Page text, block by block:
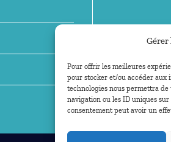
Pour offrir les meilleures
pour stocker et/ou accéder aux
technologies nous permettra
navigation ou les ID uniques
consentement peut avoir un